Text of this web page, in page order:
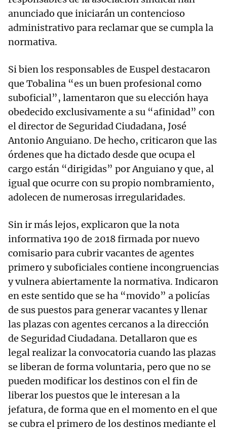
anunciado que iniciarán un contencioso
administrativo para reclamar que se cumpla la
normativa.
Si bien los responsables de Euspel destacaron
que Tobalina “es un buen profesional como
suboficial”, lamentaron que su elección haya
obedecido exclusivamente a su “afinidad” con
el director de Seguridad Ciudadana, José
Antonio Anguiano. De hecho, criticaron que las
órdenes que ha dictado desde que ocupa el
cargo están “dirigidas” por Anguiano y que, al
igual que ocurre con su propio nombramiento,
adolecen de numerosas irregularidades.
Sin ir más lejos, explicaron que la nota
informativa 190 de 2018 firmada por nuevo
comisario para cubrir vacantes de agentes
primero y suboficiales contiene incongruencias
y vulnera abiertamente la normativa. Indicaron
en este sentido que se ha “movido” a policías
de sus puestos para generar vacantes y llenar
las plazas con agentes cercanos a la dirección
de Seguridad Ciudadana. Detallaron que es
legal realizar la convocatoria cuando las plazas
se liberan de forma voluntaria, pero que no se
pueden modificar los destinos con el fin de
liberar los puestos que le interesan a la
jefatura, de forma que en el momento en el que
se cubra el primero de los destinos mediante el